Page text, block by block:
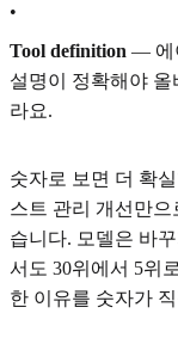
•
Tool definition — 에
설명이 정확해야
라요.
숫자로 보면 더 확
스트 관리 개선만으
습니다. 모델은 바꾸
서도 30위에서 5위
한 이유를 숫자가